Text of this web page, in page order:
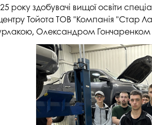
університету
Вчена рада
Факультети та
Кафедри
Коледжі
Бібліотека
Відділ маркетингу
року здобувачі вищої освіти
Тойота ТОВ "Компанія "Стар
Олександром Гончаренком